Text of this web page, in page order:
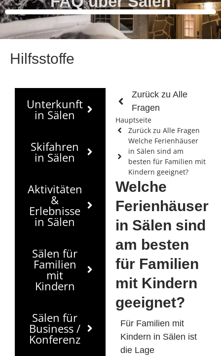
Hilfsstoffe
Unterkunft
in Sälen
Skifahren
in Sälen
Aktivitäten
&
Erlebnisse
in Sälen
Sälen für
Familien
mit
Kindern
Sälen für
Business /
Konferenz
Zurück zu Alle
Fragen
Hauptseite
Zurück zu Alle Fragen
Welche Ferienhäuser
in Sälen sind am
besten für Familien mit
Kindern geeignet?
Welche
Ferienhäuser
in Sälen sind
am besten
für Familien
mit Kindern
geeignet?
Für Familien mit
Kindern in Sälen ist
die Lage